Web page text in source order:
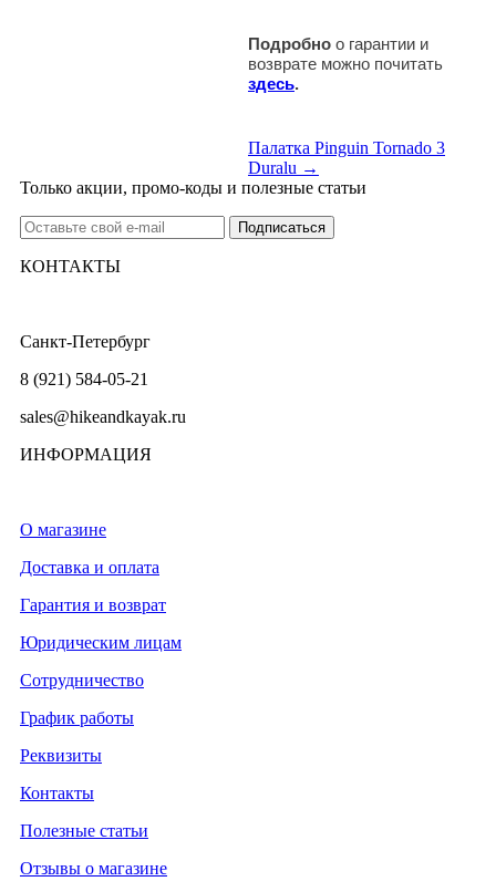
Подробно о гарантии и
возврате можно почитать
здесь.
Палатка Pinguin Tornado 3
Duralu →
Только акции, промо-коды и полезные статьи
КОНТАКТЫ
Санкт-Петербург
8 (921) 584-05-21
sales@hikeandkayak.ru
ИНФОРМАЦИЯ
О магазине
Доставка и оплата
Гарантия и возврат
Юридическим лицам
Сотрудничество
График работы
Реквизиты
Контакты
Полезные статьи
Отзывы о магазине